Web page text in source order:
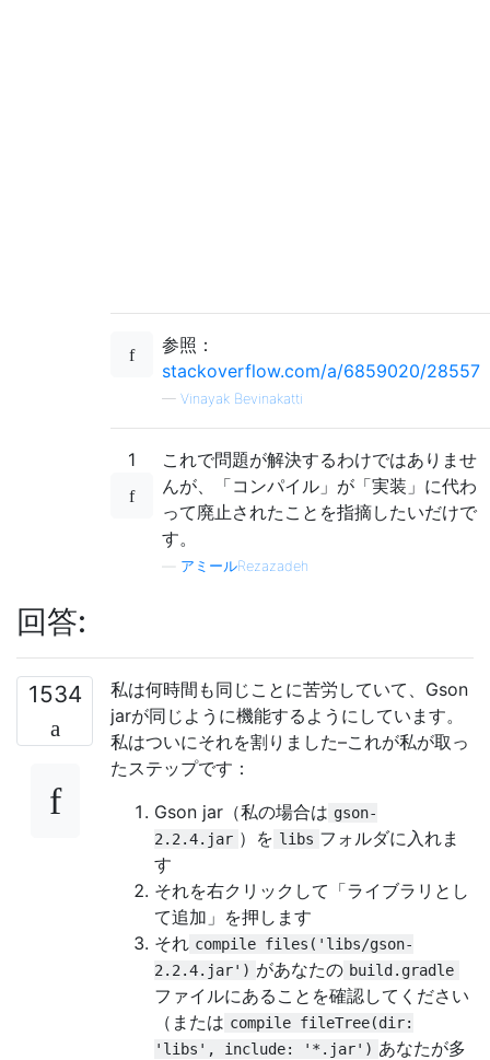
参照：
stackoverflow.com/a/6859020/28557
— Vinayak Bevinakatti
1
これで問題が解決するわけではありませ
んが、「コンパイル」が「実装」に代わ
って廃止されたことを指摘したいだけで
す。
アミールRezazadeh
回答:
1534
私は何時間も同じことに苦労していて、Gson
jarが同じように機能するようにしています。
私はついにそれを割りました–これが私が取っ
たステップです：
Gson jar（私の場合は gson-
2.2.4.jar ）を libs フォルダに入れま
す
それを右クリックして「ライブラリとし
て追加」を押します
それ compile files('libs/gson-
2.2.4.jar') があなたの build.gradle
ファイルにあることを確認してください
（または compile fileTree(dir:
'libs', include: '*.jar') あなたが多